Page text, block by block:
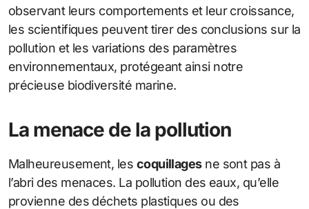
observant leurs comportements et leur croissance,
les scientifiques peuvent tirer des conclusions sur la
pollution et les variations des paramètres
environnementaux, protégeant ainsi notre
précieuse biodiversité marine.
La menace de la pollution
Malheureusement, les coquillagesne sont pas à
l’abri des menaces. La pollution des eaux, qu’elle
provienne des déchets plastiques ou des